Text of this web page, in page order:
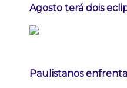
Agosto terá dois
Paulistanos